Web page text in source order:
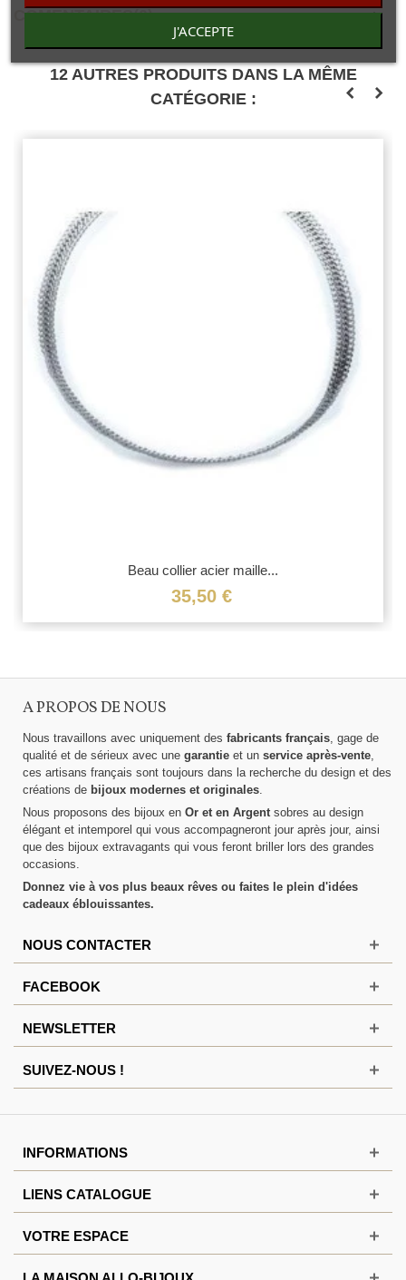
COMENTAIRES(0)
12 AUTRES PRODUITS DANS LA MÊME
CATÉGORIE :
Beau collier acier maille...
35,50 €
A PROPOS DE NOUS
Nous travaillons avec uniquement des fabricants français, gage de
qualité et de sérieux avec une garantie et un service après-vente,
ces artisans français sont toujours dans la recherche du design et des
créations de bijoux modernes et originales.
Nous proposons des bijoux en Or et en Argentsobres au design
élégant et intemporel qui vous accompagneront jour après jour, ainsi
que des bijoux extravagants qui vous feront briller lors des grandes
occasions.
Donnez vie à vos plus beaux rêves ou faites le plein d'idées
cadeaux éblouissantes.
NOUS CONTACTER
FACEBOOK
NEWSLETTER
SUIVEZ-NOUS !
J'ACCEPTE
INFORMATIONS
LIENS CATALOGUE
VOTRE ESPACE